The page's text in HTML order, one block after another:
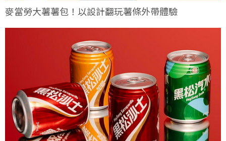
麥當勞大薯薯包！以設計翻玩薯條外帶體驗